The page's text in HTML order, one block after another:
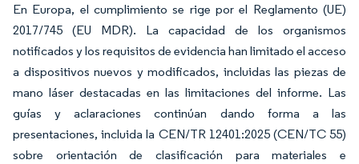
En Europa, el cumplimiento se rige por el Reglamento (UE)
2017/745 (EU MDR). La capacidad de los organismos
notificados y los requisitos de evidencia han limitado el acceso
a dispositivos nuevos y modificados, incluidas las piezas de
mano láser destacadas en las limitaciones del informe. Las
guías y aclaraciones continúan dando forma a las
presentaciones, incluida la CEN/TR 12401:2025 (CEN/TC 55)
sobre orientación de clasificación para materiales e